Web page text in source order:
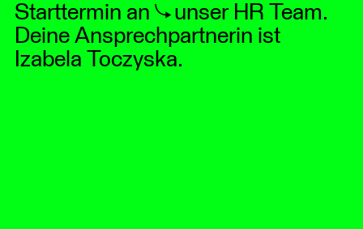
Starttermin an
unser HR Team.
Deine Ansprechpartnerin ist
Izabela Toczyska.